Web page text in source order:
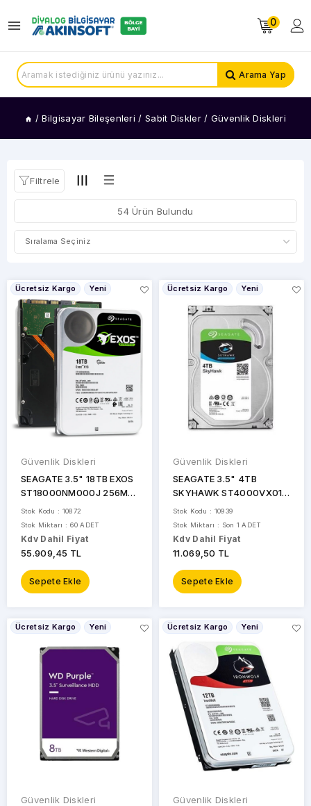
0
Arama Yap
/ Bilgisayar Bileşenleri / Sabit Diskler / Güvenlik Diskleri
KATEGORİLER
Diskler
Nas
Diskleri
Diskler
Notebook
Harici
Access
Pointler
Diskleri
FİYAT
ARALIĞI
MARKALAR
TOSHIBA
WD
STOK
DURUMU
Sadece
Stoktakiler
Filtrele
54 Ürün Bulundu
Ücretsiz Kargo Yeni
Güvenlik Diskleri
SEAGATE 3.5" 18TB EXOS
ST18000NM000J 256MB
7200RPM SATA-3 NAS VE
GÜVENLİK DİSKİ
Stok Kodu : 10872
Stok Miktarı : 60 ADET
Kdv Dahil Fiyat
55.909,45 TL
Sepete Ekle
Ücretsiz Kargo Yeni
Güvenlik Diskleri
SEAGATE 3.5" 4TB
SKYHAWK ST4000VX015
5900 RPM 256MB SATA-3
Güvenlik Diski
Stok Kodu : 10939
Stok Miktarı : Son 1 ADET
Kdv Dahil Fiyat
11.069,50 TL
Sepete Ekle
Ücretsiz Kargo Yeni
Güvenlik Diskleri
Ücretsiz Kargo Yeni
Güvenlik Diskleri